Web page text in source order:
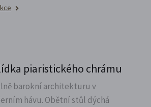
piaristického chrámu
barokní architekturu v
hávu. Obětní stůl dýchá